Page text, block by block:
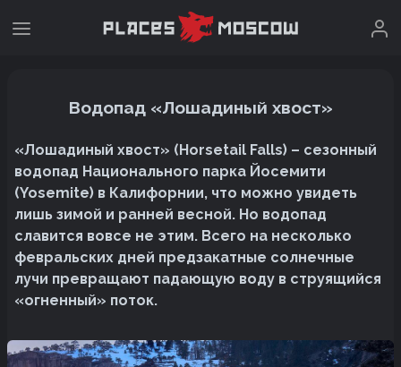
Водопад «Лошадиный хвост»
«Лошадиный хвост» (Horsetail Falls) – сезонный
водопад Национального парка Йосемити
(Yosemite) в Калифорнии, что можно увидеть
лишь зимой и ранней весной. Но водопад
славится вовсе не этим. Всего на несколько
февральских дней предзакатные солнечные
лучи превращают падающую воду в струящийся
«огненный» поток.